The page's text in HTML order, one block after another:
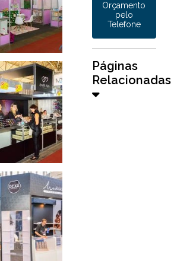
Orçamento
pelo
Telefone
Páginas
Relacionadas